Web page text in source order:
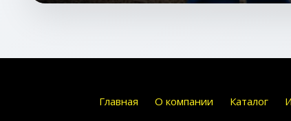
Главная О компании Каталог